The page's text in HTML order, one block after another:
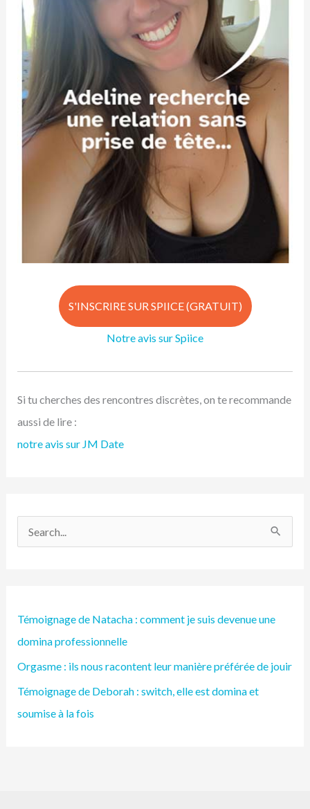
S'INSCRIRE SUR SPIICE (GRATUIT)
Notre avis sur Spiice
Si tu cherches des rencontres discrètes, on te recommande
aussi de lire :
notre avis sur JM Date
e
r
c
h
e
Témoignage de Natacha : comment je suis devenue une
domina professionnelle
Orgasme : ils nous racontent leur manière préférée de jouir
Témoignage de Deborah : switch, elle est domina et
soumise à la fois